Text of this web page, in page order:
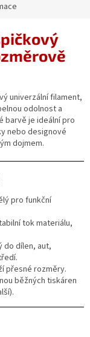
univerzální filament,
odolnost a
barvě je ideální pro
nebo designové
dojmem.
pro funkční
tok materiálu,
do dílen, aut,
přesné rozměry.
běžných tiskáren